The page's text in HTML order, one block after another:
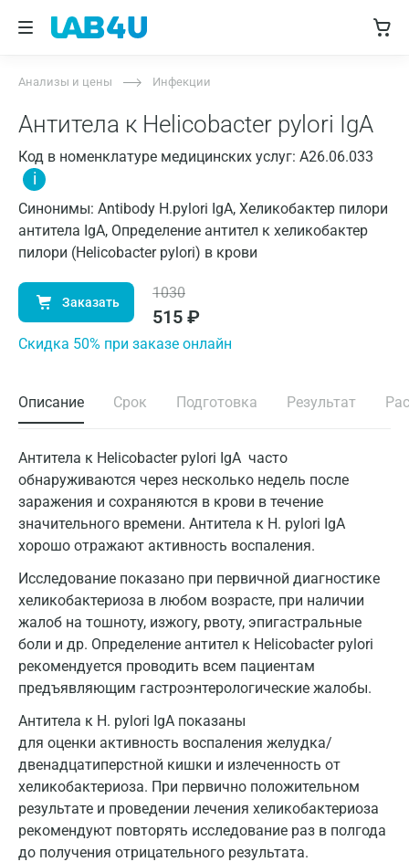
Анализы и цены Инфекции
Антитела к Helicobacter pylori IgA
Код в номенклатуре медицинских услуг: A26.06.033
i
Синонимы: Antibody H.pylori IgA, Хеликобактер пилори
антитела IgA, Определение антител к хеликобактер
пилори (Helicobacter pylori) в крови
Заказать
1030
515 ₽
Cкидка 50% при заказе онлайн
Описание Срок Подготовка Результат
Антитела к Helicobacter pylori IgA часто
обнаруживаются через несколько недель после
заражения и сохраняются в крови в течение
значительного времени. Антитела к H. pylori IgА
хорошо отражают активность воспаления.
Исследование показано при первичной диагностике
хеликобактериоза в любом возрасте, при наличии
жалоб на тошноту, изжогу, рвоту, эпигастральные
боли и др. Определение антител к Helicobacter pylori
рекомендуется проводить всем пациентам
предъявляющим гастроэнтерологические жалобы.
Антитела к H. pylori IgА показаны
для оценки активность воспаления желудка/
двенадцатиперстной кишки и излеченность от
хеликобактериоза. При первично положительном
результате и проведении лечения хеликобактериоза
рекомендуют повторять исследование раз в полгода
до получения отрицательного результата.